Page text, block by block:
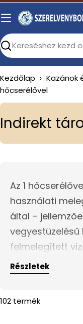
Skip
to
Search
Kezdőlap › Kazánok
hőcserélővel
C
o
Indirekt
Az 1
használati
által –
vegyestüzelésű
felmelegített
fogva
kedvező árú,
válasszon
Részletek
102 termék